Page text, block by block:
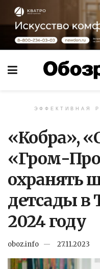
ЭФФЕКТИВНАЯ
«Кобра»,
«Гром-
охранять
детсады в
2024 году
oboz.info 27.11.2023